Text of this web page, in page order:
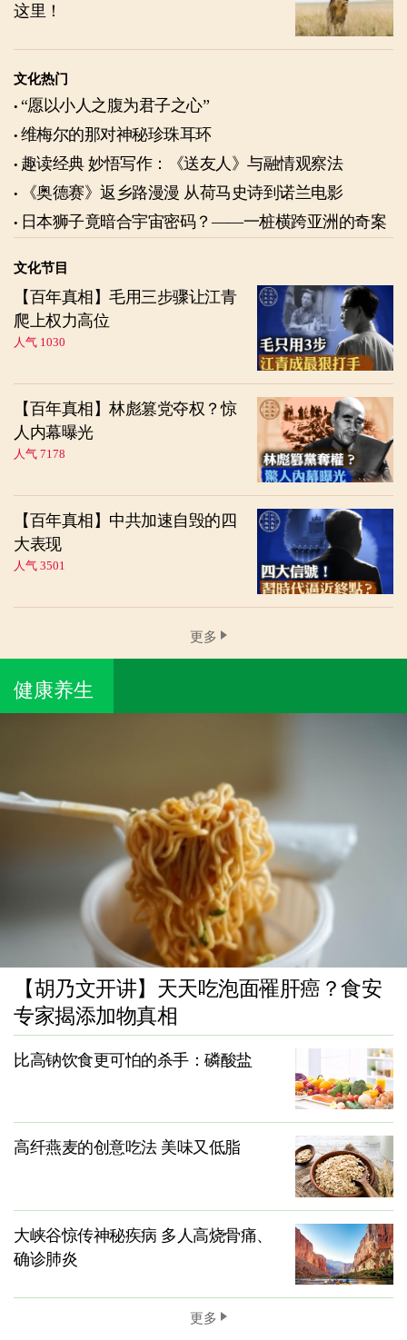
这里！
文化热门
“愿以小人之腹为君子之心”
维梅尔的那对神秘珍珠耳环
趣读经典 妙悟写作：《送友人》与融情观察法
《奥德赛》返乡路漫漫 从荷马史诗到诺兰电影
日本狮子竟暗合宇宙密码？——一桩横跨亚洲的奇案
文化节目
【百年真相】毛用三步骤让江青
爬上权力高位
人气 1030
【百年真相】林彪篡党夺权？惊
人内幕曝光
人气 7178
【百年真相】中共加速自毁的四
大表现
人气 3501
更多
健康养生
【胡乃文开讲】天天吃泡面罹肝癌？食安
专家揭添加物真相
比高钠饮食更可怕的杀手：磷酸盐
高纤燕麦的创意吃法 美味又低脂
大峡谷惊传神秘疾病 多人高烧骨痛、
确诊肺炎
更多